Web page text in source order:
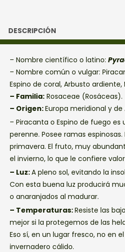
DESCRIPCIÓN
– Nombre científico o latino:
– Nombre común o vulgar:
Espino de coral, Arbusto
– Familia: Rosaceae (Rosáceas).
– Origen:Europa meridional y
– Piracanta o Espino de fuego es
perenne. Posee ramas
primavera. El fruto, muy
el invierno, lo que le confiere
– Luz:A pleno sol, evitando la
Con esta buena luz producirá
o anaranjados al madurar.
– Temperaturas:Resiste las
mejor si la protegemos de las
Eso sí, en un lugar fresco, no en
invernadero cálido.